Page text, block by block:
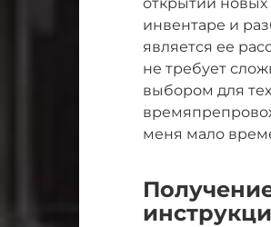
инвентаре и
является ее
не требует
выбором для
меня мало